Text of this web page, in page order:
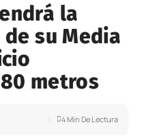
la
su Media
metros
4 Min De Lectura